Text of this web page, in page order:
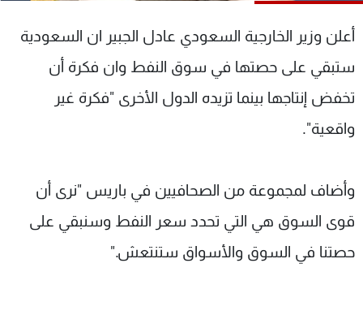
أعلن وزير الخارجية السعودي عادل الجبير ان السعودية
ستبقي على حصتها في سوق النفط وان فكرة أن
تخفض إنتاجها بينما تزيده الدول الأخرى "فكرة غير
واقعية".
وأضاف لمجموعة من الصحافيين في باريس "نرى أن
قوى السوق هي التي تحدد سعر النفط وسنبقي على
حصتنا في السوق والأسواق ستنتعش."
الترددات
عن MTV
الإنـتـاج
لاعلاناتكم
وظائف
تواصل معنا
شروط الإسـتخدام